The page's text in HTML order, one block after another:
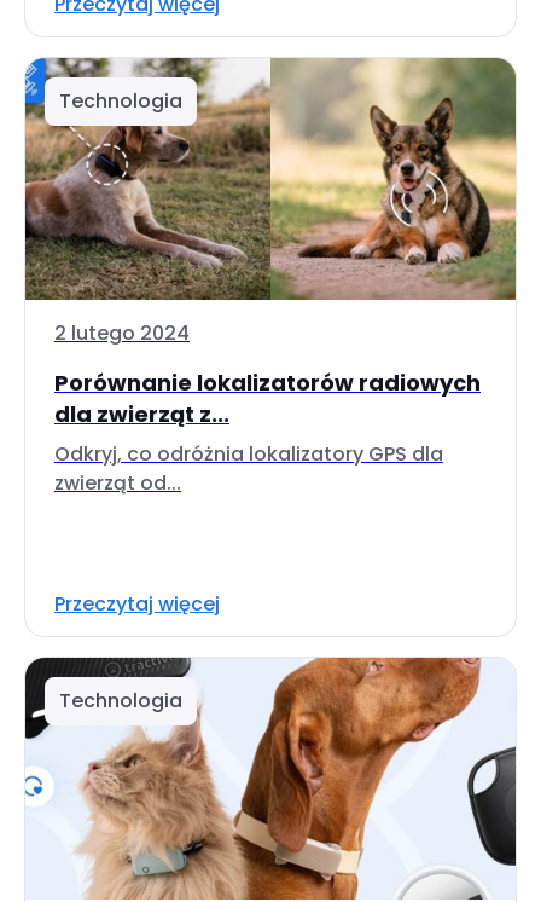
Technologia
2 lutego 2024
Porównanie lokalizatorów radiowych
dla zwierząt z...
Odkryj, co odróżnia lokalizatory GPS dla
zwierząt od...
Przeczytaj więcej
Technologia